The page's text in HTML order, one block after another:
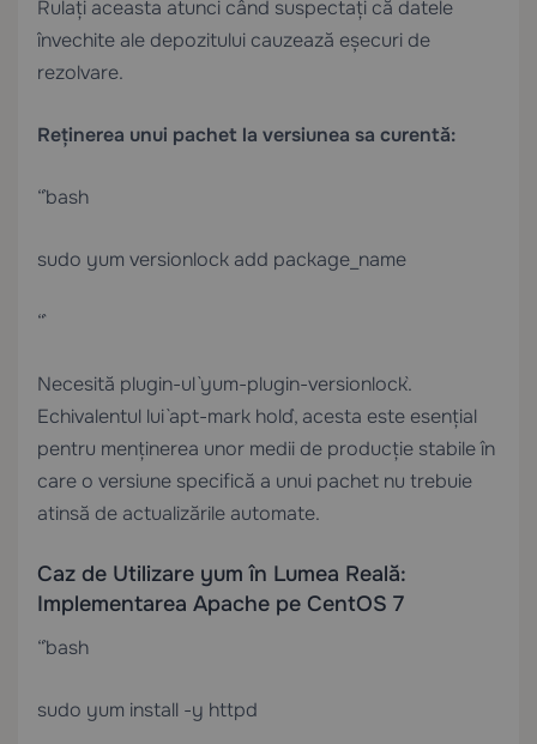
Rulați aceasta atunci când suspectați că datele
învechite ale depozitului cauzează eșecuri de
rezolvare.
Reținerea unui pachet la versiunea sa curentă:
“`bash
sudo yum versionlock add package_name
“`
Necesită plugin-ul `yum-plugin-versionlock`.
Echivalentul lui `apt-mark hold`, acesta este esențial
pentru menținerea unor medii de producție stabile în
care o versiune specifică a unui pachet nu trebuie
atinsă de actualizările automate.
Caz de Utilizare yum în Lumea Reală:
Implementarea Apache pe CentOS 7
“`bash
sudo yum install -y httpd